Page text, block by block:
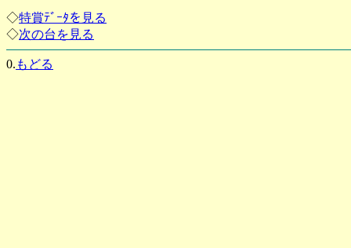
◇特賞ﾃﾞｰﾀを見る
◇次の台を見る
0. もどる